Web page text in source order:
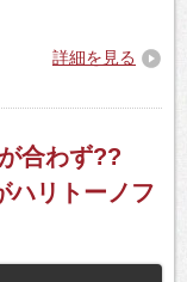
詳細を見る
が合わず??
ハリトーノフ